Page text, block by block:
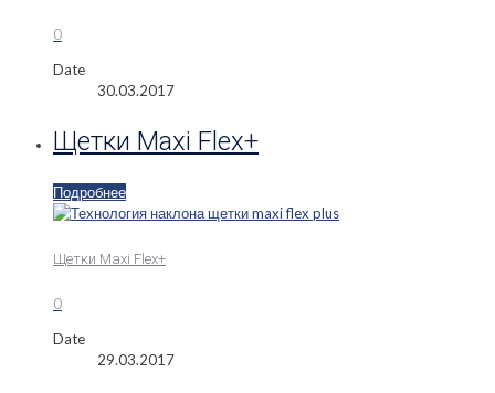
0
Date
30.03.2017
Щетки Maxi Flex+
Подробнее
Щетки Maxi Flex+
0
Date
29.03.2017